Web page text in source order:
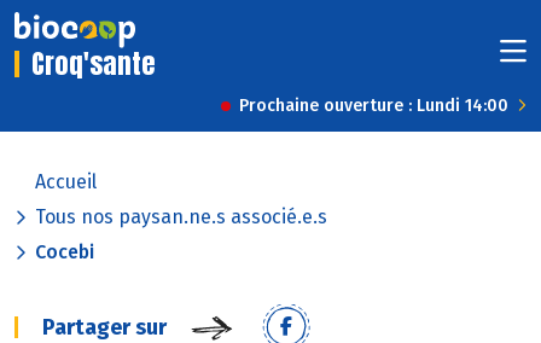
Croq'sante
Prochaine ouverture : Lundi 14:00
Accueil
Tous nos paysan.ne.s associé.e.s
Cocebi
Partager sur